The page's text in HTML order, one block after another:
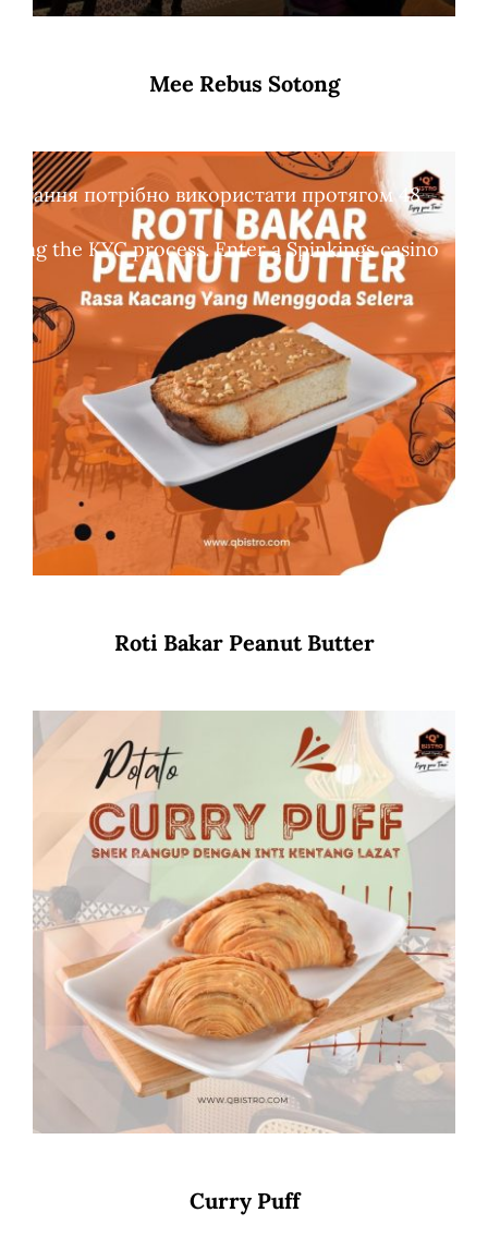
Mee Rebus Sotong
Roti Bakar Peanut Butter
Curry Puff
потрібно використати протягом 48
the KYC process. Enter a Spinkings casino